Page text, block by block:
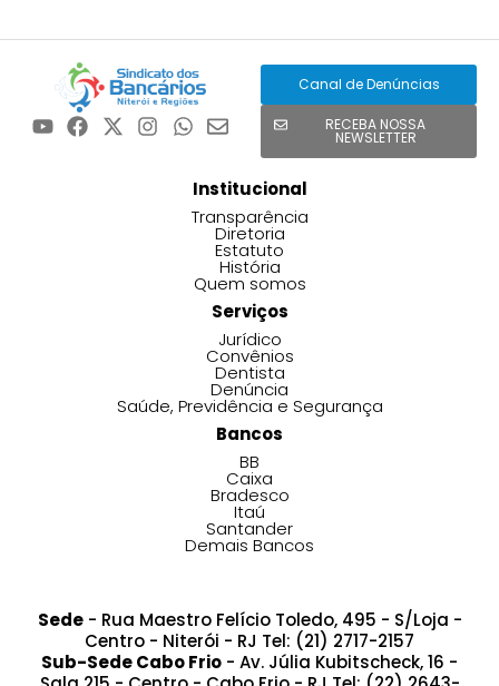
Canal de Denúncias
RECEBA NOSSA
NEWSLETTER
Institucional
Transparência
Diretoria
Estatuto
História
Quem somos
Serviços
Jurídico
Convênios
Dentista
Denúncia
Saúde, Previdência e Segurança
Bancos
BB
Caixa
Bradesco
Itaú
Santander
Demais Bancos
Sede- Rua Maestro Felício Toledo, 495 - S/Loja -
Centro - Niterói - RJ Tel: (21) 2717-2157
Sub-Sede Cabo Frio - Av. Júlia Kubitscheck, 16 -